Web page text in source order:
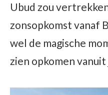
Ubud zou
zonsopkomst vanaf
wel de magische
zien opkomen